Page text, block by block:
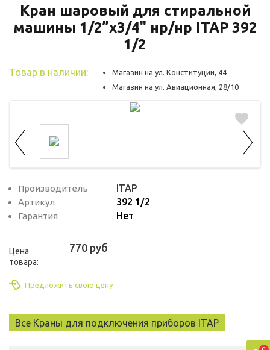
Кран шаровый для стиральной
машины 1/2”x3/4" нр/нр ITAP 392
1/2
Товар в наличии:
Магазин на ул. Конституции, 44
Магазин на ул. Авиационная, 28/10
Производитель ITAP
Артикул 392 1/2
Гарантия Нет
Цена
товара:
770 руб
Предложить свою цену
Все Краны для подключения приборов ITAP
пользователей на сайте. Эти файлы cookie
помогают понять, как используется сайт,
чтобы увеличить его производительность
удобным для пользователей.
Рекламные файлы cookie используются
для целей маркетинга и улучшения
качества рекламы. Эти файлы cookie
маркетинговых и рекламных материалов
для пользователей сайта.